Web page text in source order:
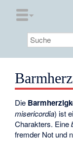
Die
misericordia) ist
Charakters. Eine
fremder Not und